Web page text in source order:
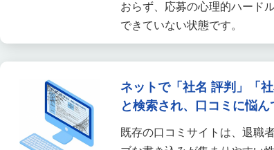
おらず、応募の心理的ハード
できていない状態です。
ネットで「社名 評判」「社
と検索され、口コミに悩ん
既存の口コミサイトは、退職